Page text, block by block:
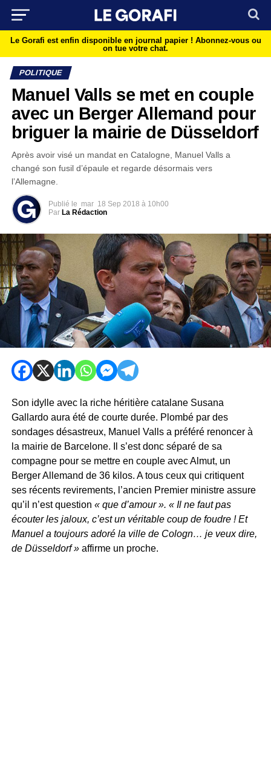
Le Gorafi est enfin disponible en journal papier ! Abonnez-vous ou
on tue votre chat.
POLITIQUE
Manuel Valls se met en couple
avec un Berger Allemand pour
briguer la mairie de Düsseldorf
Après avoir visé un mandat en Catalogne, Manuel Valls a
changé son fusil d’épaule et regarde désormais vers
l’Allemagne.
Publié le mar 18 Sep 2018 à 10h00
Par La Rédaction
Son idylle avec la riche héritière catalane Susana
Gallardo aura été de courte durée. Plombé par des
sondages désastreux, Manuel Valls a préféré renoncer à
la mairie de Barcelone. Il s’est donc séparé de sa
compagne pour se mettre en couple avec Almut, un
Berger Allemand de 36 kilos. A tous ceux qui critiquent
ses récents revirements, l’ancien Premier ministre assure
qu’il n’est question « que d’amour ». « Il ne faut pas
écouter les jaloux, c’est un véritable coup de foudre ! Et
Manuel a toujours adoré la ville de Cologn… je veux dire,
de Düsseldorf »affirme un proche.